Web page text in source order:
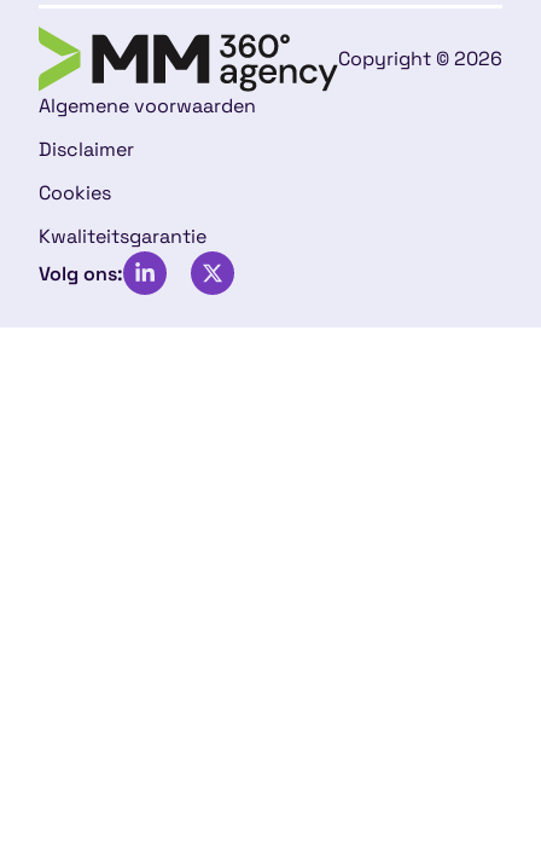
Copyright © 2026
Algemene voorwaarden
Disclaimer
Cookies
Kwaliteitsgarantie
Volg ons: